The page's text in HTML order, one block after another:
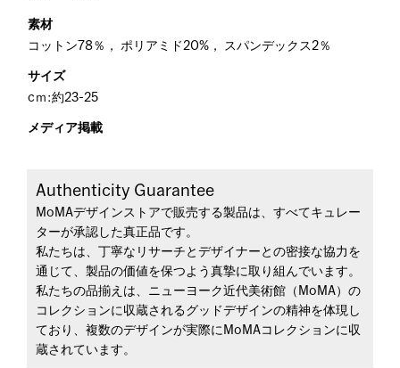
素材
コットン78％， ポリアミド20%， スパンデックス2％
サイズ
cｍ:約23-25
メディア掲載
Authenticity Guarantee
MoMAデザインストアで販売する製品は、すべてキュレー
ターが承認した真正品です。
私たちは、丁寧なリサーチとデザイナーとの密接な協力を
通じて、製品の価値を保つよう真摯に取り組んでいます。
私たちの品揃えは、ニューヨーク近代美術館（MoMA）の
コレクションに収蔵されるグッドデザインの精神を体現し
ており、複数のデザインが実際にMoMAコレクションに収
蔵されています。